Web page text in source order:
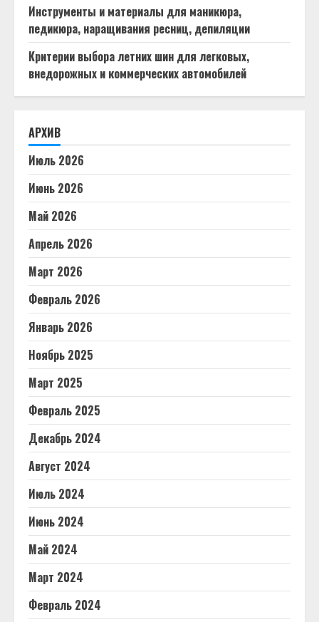
Инструменты и материалы для маникюра,
педикюра, наращивания ресниц, депиляции
Критерии выбора летних шин для легковых,
внедорожных и коммерческих автомобилей
АРХИВ
Июль 2026
Июнь 2026
Май 2026
Апрель 2026
Март 2026
Февраль 2026
Январь 2026
Ноябрь 2025
Март 2025
Февраль 2025
Декабрь 2024
Август 2024
Июль 2024
Июнь 2024
Май 2024
Март 2024
Февраль 2024